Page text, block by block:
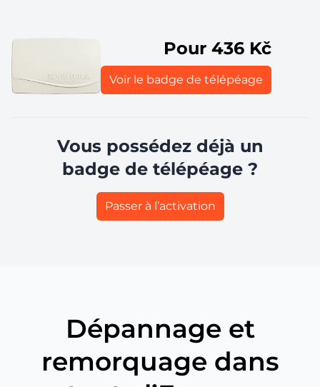
Pour 436 Kč
Voir le badge de télépéage
Vous possédez déjà un
badge de télépéage ?
Passer à l’activation
Dépannage et
remorquage dans